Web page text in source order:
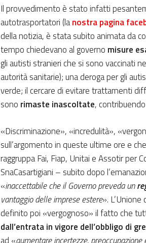
Il provvedimento è stato infatti
autotrasportatori (lanostra pagina
della notizia, è stata subito animata da
tempo chiedevano al governo misure
gli autisti stranieri che si sono vaccinati
autorità sanitarie); una deroga per gli
verde; il cercare di evitare trattamenti
sono rimaste inascoltate,
«Discriminazione», «incredulità»,
sull’argomento in queste ultime ore e
raggruppa Fai, Fiap, Unitai e Assotir per
SnaCasartigiani – subito dopo
«inaccettabile che il Governo preveda un
vantaggio delle imprese estere».
definito poi «vergognoso» il fatto che
dall’entrata in vigore dell’obbligo di
ad «aumentare incertezze,